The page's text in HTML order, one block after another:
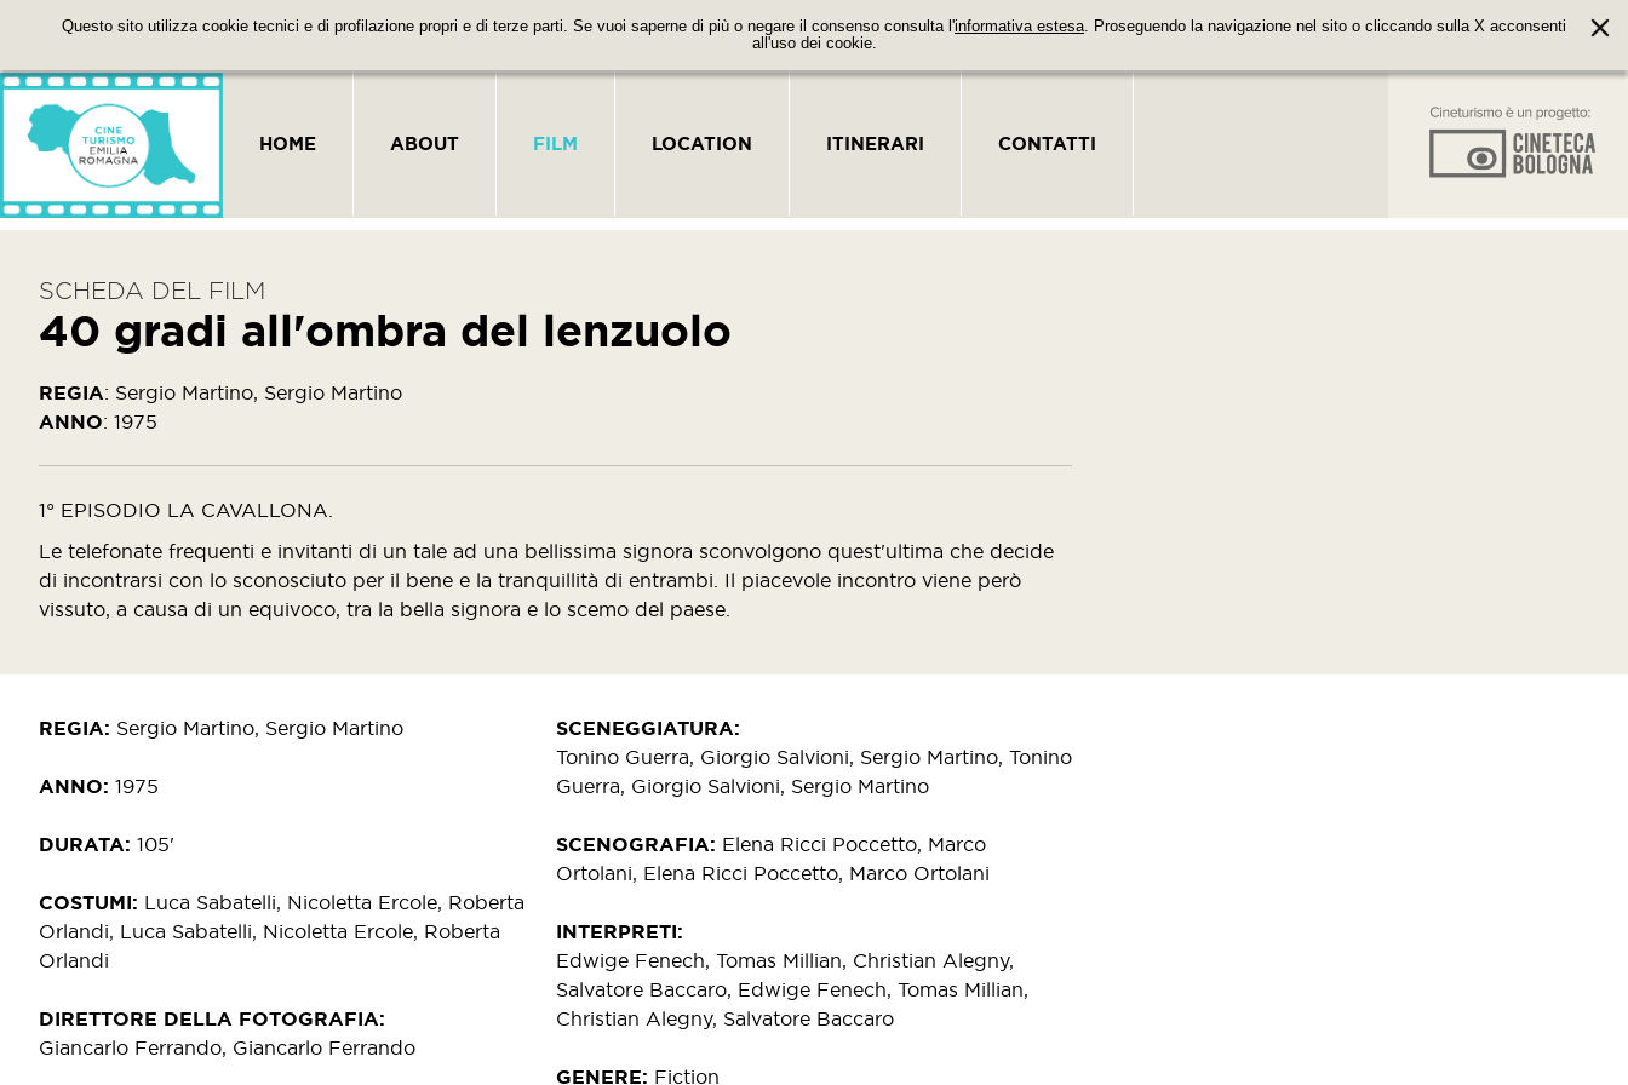
Questo sito utilizza cookie tecnici e di profilazione propri e di terze parti. Se vuoi saperne di più o negare il consenso consulta l'informativa estesa. Proseguendo la navigazione nel sito o cliccando sulla X acconsenti
all'uso dei cookie.
HOME ABOUT FILM LOCATION ITINERARI CONTATTI
SCHEDA DEL FILM
40 gradi all'ombra del lenzuolo
REGIA: Sergio Martino, Sergio Martino
ANNO: 1975
1° EPISODIO LA CAVALLONA.
Le telefonate frequenti e invitanti di un tale ad una bellissima signora sconvolgono quest'ultima che decide
di incontrarsi con lo sconosciuto per il bene e la tranquillità di entrambi. Il piacevole incontro viene però
vissuto, a causa di un equivoco, tra la bella signora e lo scemo del paese.
REGIA Sergio Martino, Sergio Martino
ANNO 1975
DURATA 105'
COSTUMI
Luca Sabatelli, Nicoletta Ercole, Roberta
Orlandi, Luca Sabatelli, Nicoletta Ercole, Roberta
Orlandi
DIRETTORE DELLA FOTOGRAFIA
Giancarlo Ferrando, Giancarlo Ferrando
SCENEGGIATURA
Tonino Guerra, Giorgio Salvioni, Sergio Martino, Tonino
Guerra, Giorgio Salvioni, Sergio Martino
SCENOGRAFIA
Elena Ricci Poccetto, Marco
Ortolani, Elena Ricci Poccetto, Marco Ortolani
INTERPRETI
Edwige Fenech, Tomas Millian, Christian Alegny,
Salvatore Baccaro, Edwige Fenech, Tomas Millian,
Christian Alegny, Salvatore Baccaro
GENERE Fiction